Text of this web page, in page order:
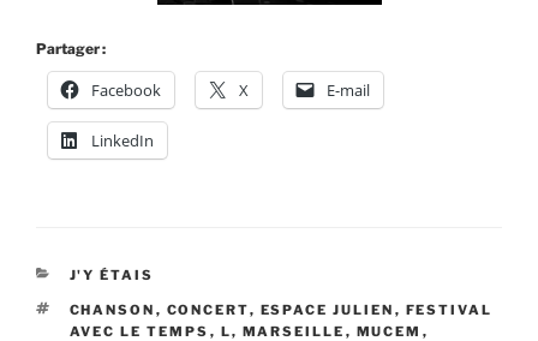
Partager :
Facebook X E-mail
LinkedIn
CATÉGORIES
J'Y ÉTAIS
ÉTIQUETTES
CHANSON , CONCERT, ESPACE JULIEN , FESTIVAL
AVEC LE TEMPS , L, MARSEILLE , MUCEM ,